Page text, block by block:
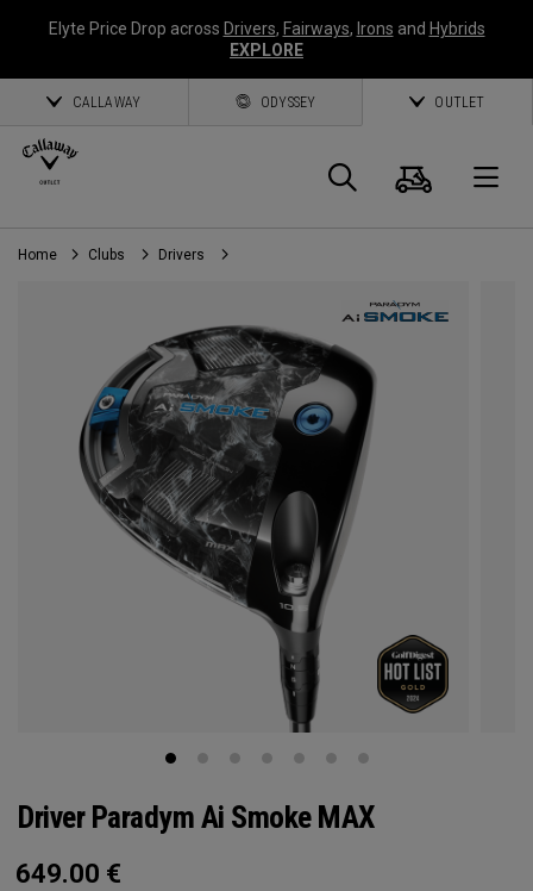
Elyte Price Drop across Drivers, Fairways, Irons and Hybrids
EXPLORE
CALLAWAY ODYSSEY OUTLET
Panier
Home Clubs Drivers
Driver Paradym Ai Smoke MAX
649.00 €